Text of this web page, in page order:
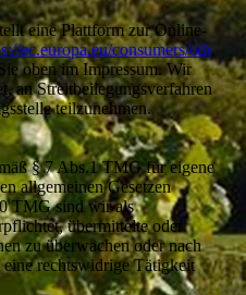
eine Plattform zur Online-
ec.europa.eu/consumers/odr.
oben im Impressum. Wir
an Streitbeilegungsverfahren
teilzunehmen.
§ 7 Abs.1 TMG für eigene
allgemeinen Gesetzen
TMG sind wir als
übermittelte oder
zu überwachen oder nach
rechtswidrige Tätigkeit